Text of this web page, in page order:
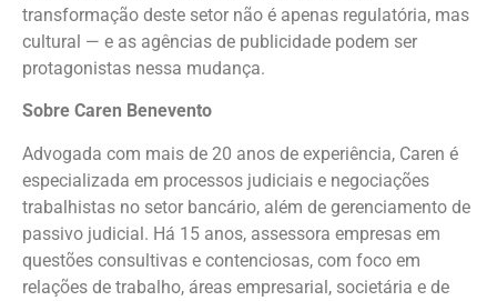
transformação deste setor não é apenas regulatória, mas
cultural — e as agências de publicidade podem ser
protagonistas nessa mudança.
Sobre Caren Benevento
Advogada com mais de 20 anos de experiência, Caren é
especializada em processos judiciais e negociações
trabalhistas no setor bancário, além de gerenciamento de
passivo judicial. Há 15 anos, assessora empresas em
questões consultivas e contenciosas, com foco em
relações de trabalho, áreas empresarial, societária e de